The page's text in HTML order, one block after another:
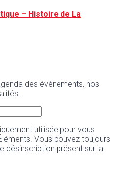
– Histoire de La
des événements, nos
utilisée pour vous
Vous pouvez toujours
désinscription présent sur la